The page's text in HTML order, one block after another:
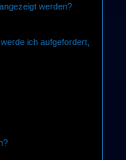
werden?
ich aufgefordert,